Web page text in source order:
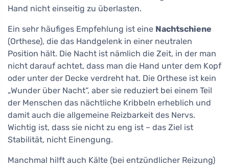
Hand nicht einseitig zu überlasten.
Ein sehr häufiges Empfehlung ist eine Nachtschiene
(Orthese), die das Handgelenk in einer neutralen
Position hält. Die Nacht ist nämlich die Zeit, in der man
nicht darauf achtet, dass man die Hand unter dem Kopf
oder unter der Decke verdreht hat. Die Orthese ist kein
„Wunder über Nacht“, aber sie reduziert bei einem Teil
der Menschen das nächtliche Kribbeln erheblich und
damit auch die allgemeine Reizbarkeit des Nervs.
Wichtig ist, dass sie nicht zu eng ist – das Ziel ist
Stabilität, nicht Einengung.
Manchmal hilft auch Kälte (bei entzündlicher Reizung)